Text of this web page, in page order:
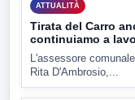
ATTUALITÀ
Tirata del Carro
continuiamo a
L'assessore
Rita D'Ambrosio,...